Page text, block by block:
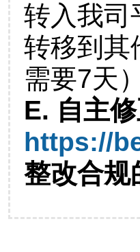
转入我司
转移到其
需要7天）
E. 自主
https://
整改合规